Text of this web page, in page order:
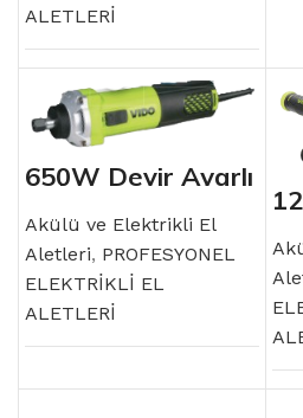
ALETLERİ
650W Devir Ayarlı
Kalıpçı Taşlama
Akülü ve Elektrikli El
Aletleri, PROFESYONEL
ELEKTRİKLİ EL
ALETLERİ